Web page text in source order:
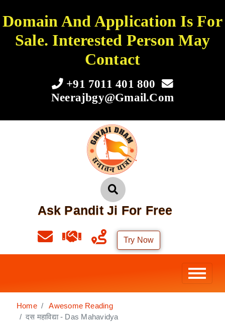
Domain And Application Is For
Sale. Interested Person May
Contact
+91 7011 401 800
Neerajbgy@gmail.com
Ask Pandit Ji For Free
Try Now
Home
Awesome Reading
दस महाविद्या - Das Mahavidya